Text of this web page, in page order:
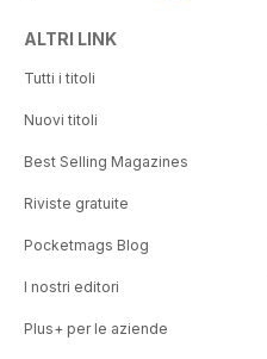
ALTRI LINK
Tutti i titoli
Nuovi titoli
Best Selling Magazines
Riviste gratuite
Pocketmags Blog
I nostri editori
Plus+ per le aziende